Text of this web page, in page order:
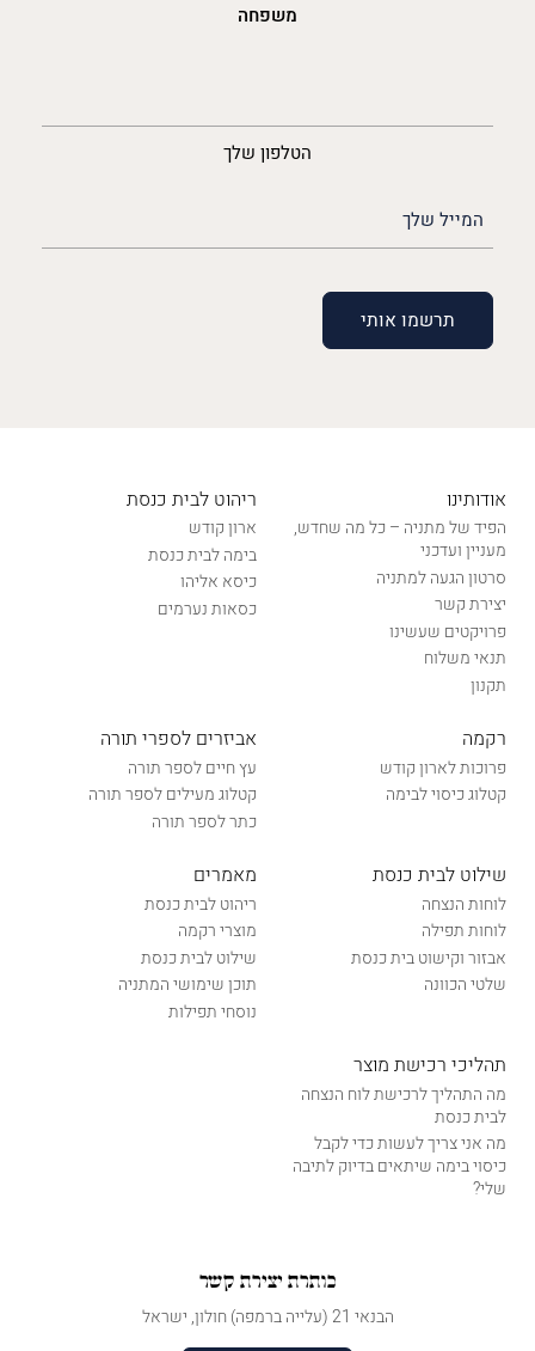
משפחה
הטלפון שלך
(חובה)
אודותינו
הפיד של מתניה – כל מה שחדש,
מעניין ועדכני
סרטון הגעה למתניה
יצירת קשר
פרויקטים שעשינו
תנאי משלוח
תקנון
ריהוט לבית כנסת
ארון קודש
בימה לבית כנסת
כיסא אליהו
כסאות נערמים
רקמה
פרוכות לארון קודש
קטלוג כיסוי לבימה
אביזרים לספרי תורה
עץ חיים לספר תורה
קטלוג מעילים לספר תורה
כתר לספר תורה
שילוט לבית כנסת
לוחות הנצחה
לוחות תפילה
אבזור וקישוט בית כנסת
שלטי הכוונה
מאמרים
ריהוט לבית כנסת
מוצרי רקמה
שילוט לבית כנסת
תוכן שימושי המתניה
נוסחי תפילות
תהליכי רכישת מוצר
מה התהליך לרכישת לוח הנצחה
לבית כנסת
מה אני צריך לעשות כדי לקבל
כיסוי בימה שיתאים בדיוק לתיבה
שלי?
כותרת יצירת קשר
הבנאי 21 (עלייה ברמפה) חולון, ישראל